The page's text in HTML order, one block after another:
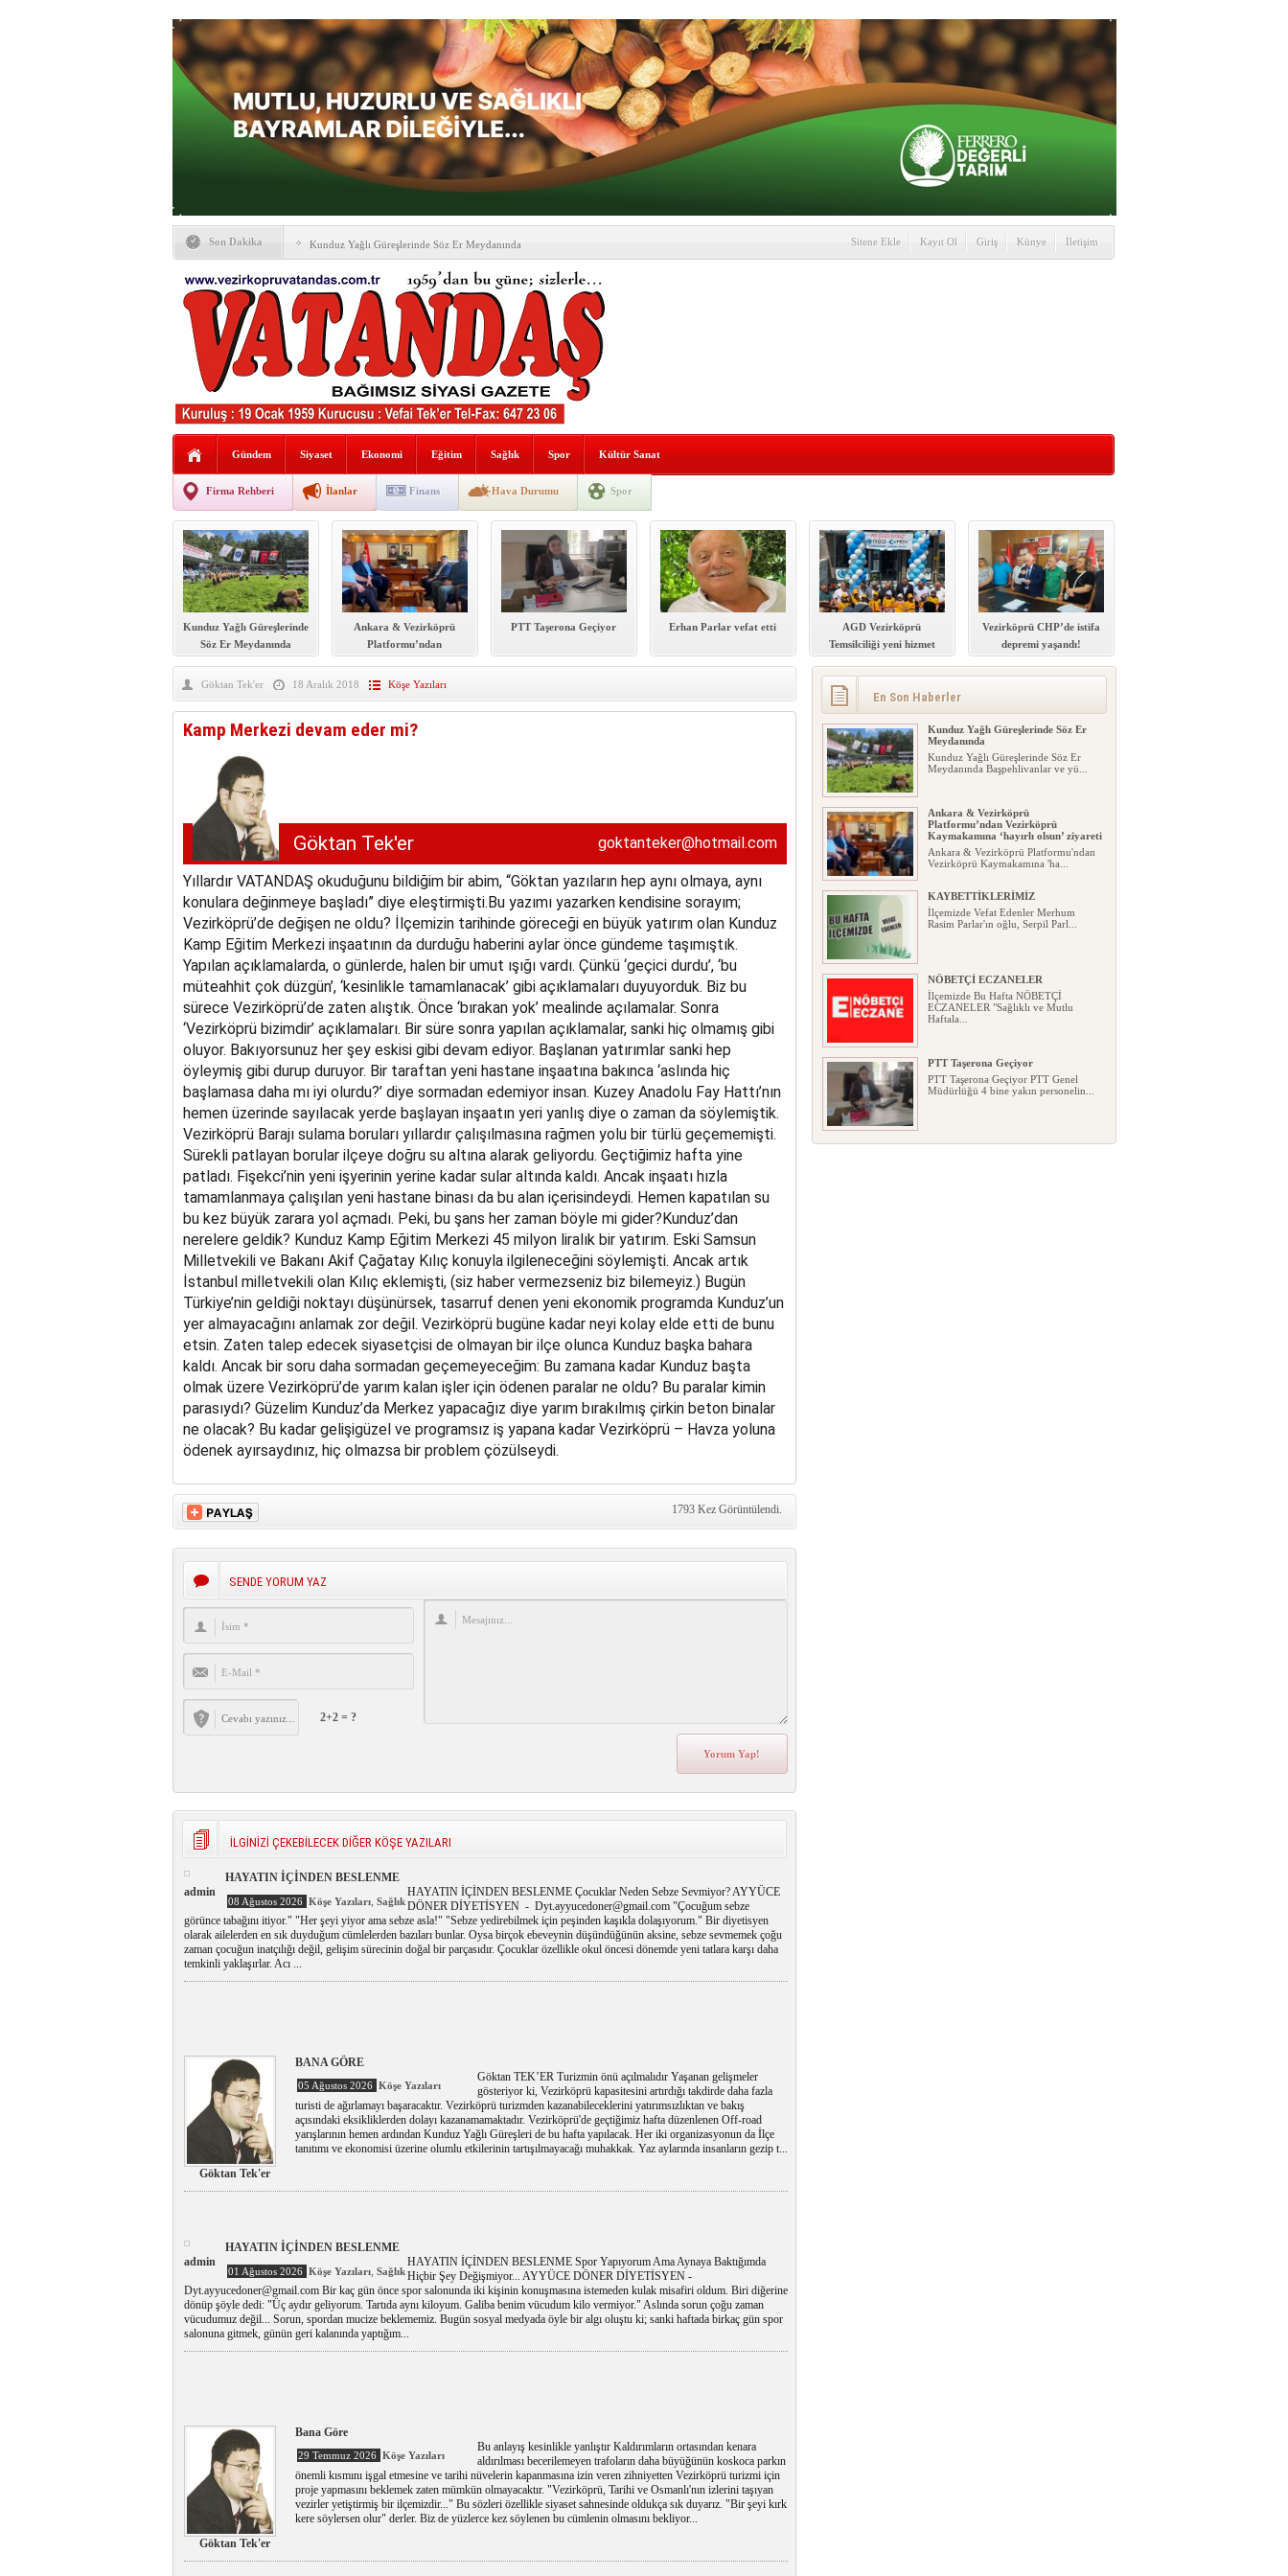
Son Dakika Kunduz Yağlı Güreşlerinde Söz Er Meydanında
Ankara & Vezirköprü Platformu’ndan Vezirköprü
Kaymakamına ‘hayırlı olsun’ ziyareti
KAYBETTİKLERİMİZ
NÖBETÇİ ECZANELER
PTT Taşerona Geçiyor
Erhan Parlar vefat etti
BANA GÖRE
Vezirköprü CHP’de istifa depremi yaşandı!
Sitene Ekle Kayıt Ol Giriş Künye İletişim
Gündem Siyaset Ekonomi Eğitim Sağlık Spor Kültür Sanat
Firma Rehberi İlanlar Finans Hava Durumu Spor
Kunduz Yağlı Güreşlerinde
Söz Er Meydanında
Ankara & Vezirköprü
Platformu’ndan
‘hayırlı olsun’ ziyareti
PTT Taşerona Geçiyor Erhan Parlar vefat etti
AGD Vezirköprü
Temsilciliği yeni hizmet
Vezirköprü CHP’de istifa
depremi yaşandı!
Göktan Tek'er 18 Aralık 2018 Köşe Yazıları
Kamp Merkezi devam eder mi?
Göktan Tek'er goktanteker@hotmail.com
Yıllardır VATANDAŞ okuduğunu bildiğim bir abim, “Göktan yazıların hep aynı olmaya, aynı
konulara değinmeye başladı” diye eleştirmişti.Bu yazımı yazarken kendisine sorayım;
Vezirköprü’de değişen ne oldu? İlçemizin tarihinde göreceği en büyük yatırım olan Kunduz
Kamp Eğitim Merkezi inşaatının da durduğu haberini aylar önce gündeme taşımıştık.
Yapılan açıklamalarda, o günlerde, halen bir umut ışığı vardı. Çünkü ‘geçici durdu’, ‘bu
müteahhit çok düzgün’, ‘kesinlikle tamamlanacak’ gibi açıklamaları duyuyorduk. Biz bu
sürece Vezirköprü’de zaten alıştık. Önce ‘bırakan yok’ mealinde açılamalar. Sonra
‘Vezirköprü bizimdir’ açıklamaları. Bir süre sonra yapılan açıklamalar, sanki hiç olmamış gibi
oluyor. Bakıyorsunuz her şey eskisi gibi devam ediyor. Başlanan yatırımlar sanki hep
öyleymiş gibi durup duruyor. Bir taraftan yeni hastane inşaatına bakınca ‘aslında hiç
başlamasa daha mı iyi olurdu?’ diye sormadan edemiyor insan. Kuzey Anadolu Fay Hattı’nın
hemen üzerinde sayılacak yerde başlayan inşaatın yeri yanlış diye o zaman da söylemiştik.
Vezirköprü Barajı sulama boruları yıllardır çalışılmasına rağmen yolu bir türlü geçememişti.
Sürekli patlayan borular ilçeye doğru su altına alarak geliyordu. Geçtiğimiz hafta yine
patladı. Fişekci’nin yeni işyerinin yerine kadar sular altında kaldı. Ancak inşaatı hızla
tamamlanmaya çalışılan yeni hastane binası da bu alan içerisindeydi. Hemen kapatılan su
bu kez büyük zarara yol açmadı. Peki, bu şans her zaman böyle mi gider?Kunduz’dan
nerelere geldik? Kunduz Kamp Eğitim Merkezi 45 milyon liralık bir yatırım. Eski Samsun
Milletvekili ve Bakanı Akif Çağatay Kılıç konuyla ilgileneceğini söylemişti. Ancak artık
İstanbul milletvekili olan Kılıç eklemişti, (siz haber vermezseniz biz bilemeyiz.) Bugün
Türkiye’nin geldiği noktayı düşünürsek, tasarruf denen yeni ekonomik programda Kunduz’un
yer almayacağını anlamak zor değil. Vezirköprü bugüne kadar neyi kolay elde etti de bunu
etsin. Zaten talep edecek siyasetçisi de olmayan bir ilçe olunca Kunduz başka bahara
kaldı. Ancak bir soru daha sormadan geçemeyeceğim: Bu zamana kadar Kunduz başta
olmak üzere Vezirköprü’de yarım kalan işler için ödenen paralar ne oldu? Bu paralar kimin
parasıydı? Güzelim Kunduz’da Merkez yapacağız diye yarım bırakılmış çirkin beton binalar
ne olacak? Bu kadar gelişigüzel ve programsız iş yapana kadar Vezirköprü – Havza yoluna
ödenek ayırsaydınız, hiç olmazsa bir problem çözülseydi.
1793 Kez Görüntülendi.
SENDE YORUM YAZ
2+2 = ?
İLGİNİZİ ÇEKEBİLECEK DİĞER KÖŞE YAZILARI
admin
HAYATIN İÇİNDEN BESLENME
08 Ağustos 2026 Köşe Yazıları, Sağlık
HAYATIN İÇİNDEN BESLENME Çocuklar Neden Sebze Sevmiyor? AYYÜCE
DÖNER DİYETİSYEN - Dyt.ayyucedoner@gmail.com "Çocuğum sebze
görünce tabağını itiyor." "Her şeyi yiyor ama sebze asla!" "Sebze yedirebilmek için peşinden kaşıkla dolaşıyorum." Bir diyetisyen
olarak ailelerden en sık duyduğum cümlelerden bazıları bunlar. Oysa birçok ebeveynin düşündüğünün aksine, sebze sevmemek çoğu
zaman çocuğun inatçılığı değil, gelişim sürecinin doğal bir parçasıdır. Çocuklar özellikle okul öncesi dönemde yeni tatlara karşı daha
temkinli yaklaşırlar. Acı ...
Göktan Tek'er
BANA GÖRE
05 Ağustos 2026 Köşe Yazıları
Göktan TEK’ER Turizmin önü açılmalıdır Yaşanan gelişmeler
gösteriyor ki, Vezirköprü kapasitesini artırdığı takdirde daha fazla
turisti de ağırlamayı başaracaktır. Vezirköprü turizmden kazanabileceklerini yatırımsızlıktan ve bakış
açısındaki eksikliklerden dolayı kazanamamaktadır. Vezirköprü'de geçtiğimiz hafta düzenlenen Off-road
yarışlarının hemen ardından Kunduz Yağlı Güreşleri de bu hafta yapılacak. Her iki organizasyonun da İlçe
tanıtımı ve ekonomisi üzerine olumlu etkilerinin tartışılmayacağı muhakkak. Yaz aylarında insanların gezip t...
admin
HAYATIN İÇİNDEN BESLENME
01 Ağustos 2026 Köşe Yazıları, Sağlık
HAYATIN İÇİNDEN BESLENME Spor Yapıyorum Ama Aynaya Baktığımda
Hiçbir Şey Değişmiyor... AYYÜCE DÖNER DİYETİSYEN -
Dyt.ayyucedoner@gmail.com Bir kaç gün önce spor salonunda iki kişinin konuşmasına istemeden kulak misafiri oldum. Biri diğerine
dönüp şöyle dedi: "Üç aydır geliyorum. Tartıda aynı kiloyum. Galiba benim vücudum kilo vermiyor." Aslında sorun çoğu zaman
vücudumuz değil... Sorun, spordan mucize beklememiz. Bugün sosyal medyada öyle bir algı oluştu ki; sanki haftada birkaç gün spor
salonuna gitmek, günün geri kalanında yaptığım...
Göktan Tek'er
Bana Göre
29 Temmuz 2026 Köşe Yazıları
Bu anlayış kesinlikle yanlıştır Kaldırımların ortasından kenara
aldırılması becerilemeyen trafoların daha büyüğünün koskoca parkın
önemli kısmını işgal etmesine ve tarihi nüvelerin kapanmasına izin veren zihniyetten Vezirköprü turizmi için
proje yapmasını beklemek zaten mümkün olmayacaktır. "Vezirköprü, Tarihi ve Osmanlı'nın izlerini taşıyan
vezirler yetiştirmiş bir ilçemizdir..." Bu sözleri özellikle siyaset sahnesinde oldukça sık duyarız. "Bir şeyi kırk
kere söylersen olur" derler. Biz de yüzlerce kez söylenen bu cümlenin olmasını bekliyor...
En Son Haberler
Kunduz Yağlı Güreşlerinde Söz Er
Meydanında
Kunduz Yağlı Güreşlerinde Söz Er
Meydanında Başpehlivanlar ve yü...
Ankara & Vezirköprü
Platformu’ndan Vezirköprü
Kaymakamına ‘hayırlı olsun’ ziyareti
Ankara & Vezirköprü Platformu'ndan
Vezirköprü Kaymakamına 'ha...
KAYBETTİKLERİMİZ
İlçemizde Vefat Edenler Merhum
Rasim Parlar'ın oğlu, Serpil Parl...
NÖBETÇİ ECZANELER
İlçemizde Bu Hafta NÖBETÇİ
ECZANELER "Sağlıklı ve Mutlu
Haftala...
PTT Taşerona Geçiyor
PTT Taşerona Geçiyor PTT Genel
Müdürlüğü 4 bine yakın personelin...
Erhan Parlar vefat etti